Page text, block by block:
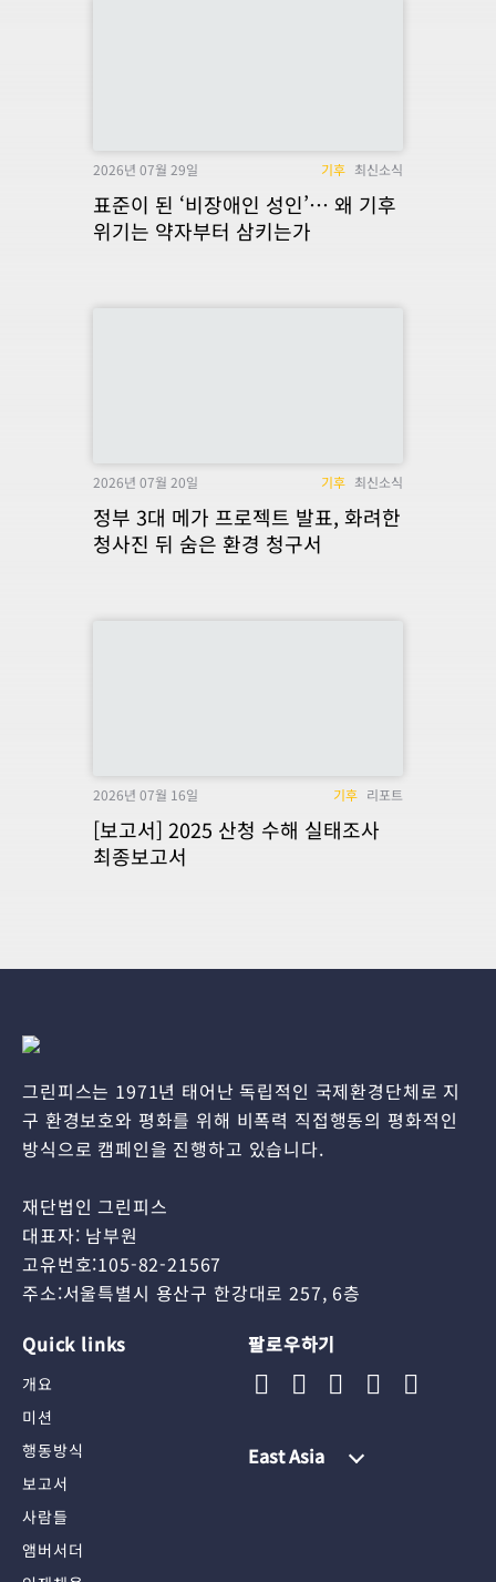
2026년 07월 29일 기후 최신소식
표준이 된 ‘비장애인 성인’… 왜 기후
위기는 약자부터 삼키는가
2026년 07월 20일 기후 최신소식
정부 3대 메가 프로젝트 발표, 화려한
청사진 뒤 숨은 환경 청구서
2026년 07월 16일 기후 리포트
[보고서] 2025 산청 수해 실태조사
최종보고서
그린피스는 1971년 태어난 독립적인 국제환경단체로 지
구 환경보호와 평화를 위해 비폭력 직접행동의 평화적인
방식으로 캠페인을 진행하고 있습니다.
재단법인 그린피스
대표자: 남부원
고유번호:105-82-21567
주소:서울특별시 용산구 한강대로 257, 6층
Quick links
개요
미션
행동방식
보고서
사람들
앰버서더
팔로우하기
East Asia